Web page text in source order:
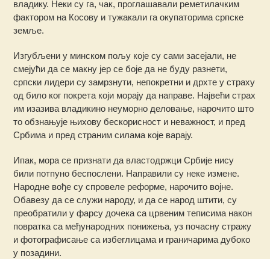
владику. Неки су га, чак, проглашавали реметилачким
фактором на Косову и тужакали га окупаторима српске
земље.
Изгубљени у минском пољу које су сами засејали, не
смејући да се макну јер се боје да не буду разнети,
српски лидери су замрзнути, непокретни и дрхте у страху
од било ког покрета који морају да направе. Највећи страх
им изазива владикино неуморно деловање, нарочито што
то обзнањује њихову бескорисност и неважност, и пред
Србима и пред страним силама које варају.
Ипак, мора се признати да властодржци Србије нису
били потпуно беспослени. Направили су неке измене.
Народне вође су спровеле реформе, нарочито војне.
Обавезу да се служи народу, и да се народ штити, су
преобратили у фарсу дочека са црвеним теписима након
повратка са међународних понижења, уз почасну стражу
и фотографисање са избеглицама и граничарима дубоко
у позадини.